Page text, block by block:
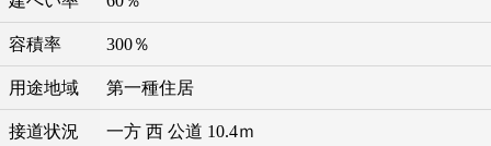
容積率 300％
用途地域 第一種住居
接道状況 一方 西 公道 10.4ｍ